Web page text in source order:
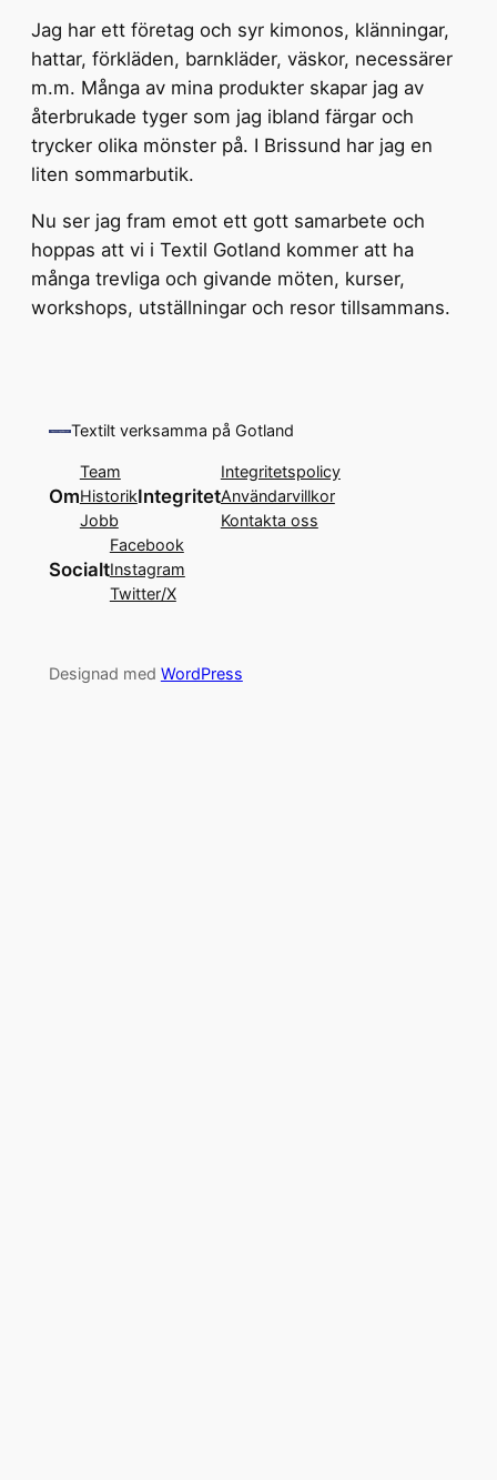
Jag har ett företag och syr kimonos, klänningar,
hattar, förkläden, barnkläder, väskor, necessärer
m.m. Många av mina produkter skapar jag av
återbrukade tyger som jag ibland färgar och
trycker olika mönster på. I Brissund har jag en
liten sommarbutik.
Nu ser jag fram emot ett gott samarbete och
hoppas att vi i Textil Gotland kommer att ha
många trevliga och givande möten, kurser,
workshops, utställningar och resor tillsammans.
Textilt verksamma på Gotland
Om
Team
Historik
Jobb
Integritet
Integritetspolicy
Användarvillkor
Kontakta oss
Socialt
Facebook
Instagram
Twitter/X
Designad med WordPress